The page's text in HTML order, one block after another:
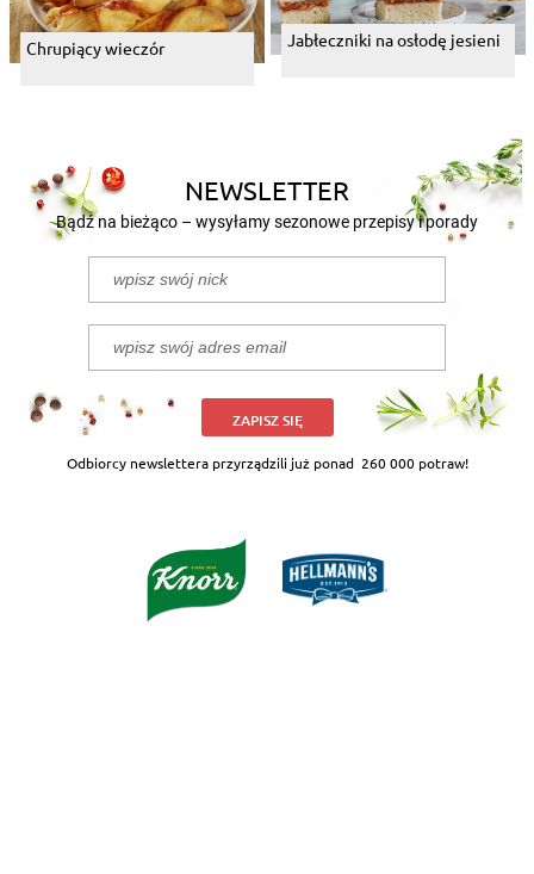
Chrupiący wieczór Jabłeczniki na osłodę jesieni
NEWSLETTER
Bądź na bieżąco – wysyłamy sezonowe przepisy i porady
ZAPISZ SIĘ
Odbiorcy newslettera przyrządzili już ponad 260 000 potraw!